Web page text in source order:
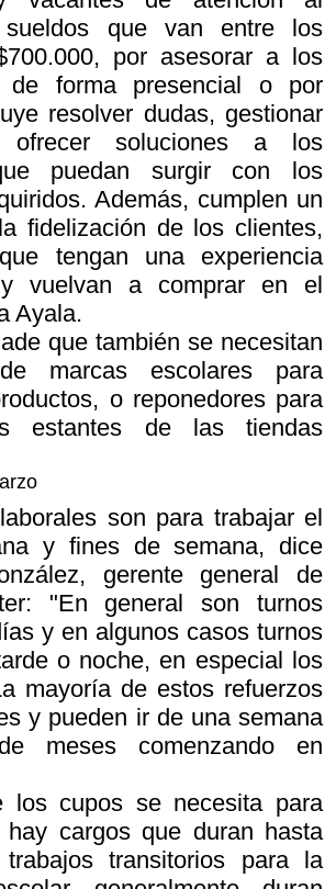
que van entre los
por asesorar a los
de forma presencial o por
resolver dudas, gestionar
ofrecer soluciones a los
puedan surgir con los
Además, cumplen un
fidelización de los clientes,
tengan una experiencia
y vuelvan a comprar en el
Ayala.
que también se necesitan
marcas escolares para
o reponedores para
estantes de las tiendas
son para trabajar el
y fines de semana, dice
gerente general de
"En general son turnos
y en algunos casos turnos
o noche, en especial los
mayoría de estos refuerzos
y pueden ir de una semana
meses comenzando en
los cupos se necesita para
hay cargos que duran hasta
transitorios para la